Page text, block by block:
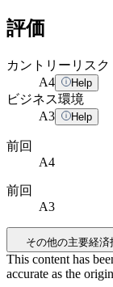
評価
カントリーリスク
A4 Help
ビジネス環境
A3 Help
前回
A4
前回
A3
その他の主要経済
This content has
accurate as the